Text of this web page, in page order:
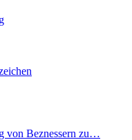
von Beznessern zu…